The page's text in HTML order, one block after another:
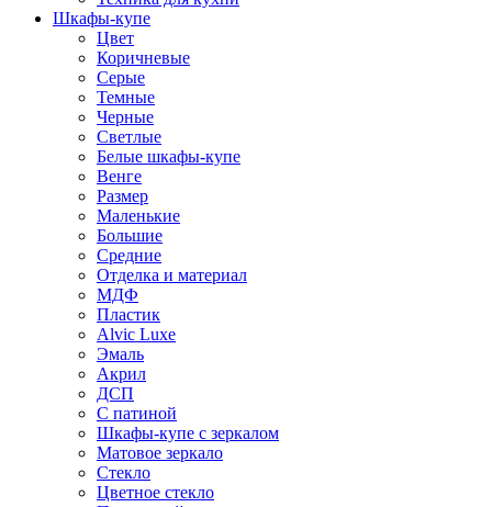
Шкафы-купе
Цвет
Коричневые
Серые
Темные
Черные
Светлые
Белые шкафы-купе
Венге
Размер
Маленькие
Большие
Средние
Отделка и материал
МДФ
Пластик
Alvic Luxe
Эмаль
Акрил
ДСП
С патиной
Шкафы-купе с зеркалом
Матовое зеркало
Стекло
Цветное стекло